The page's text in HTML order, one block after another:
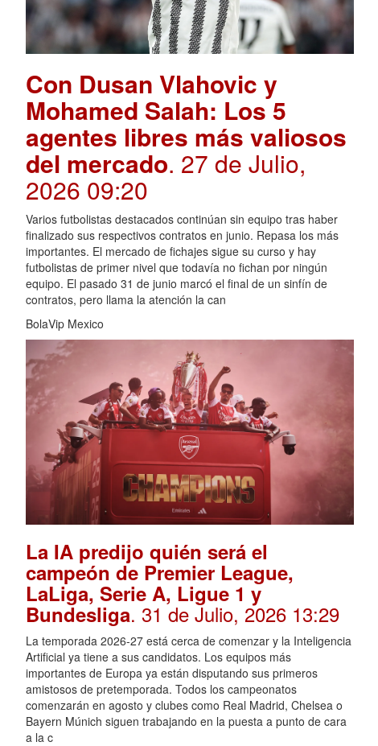
Con Dusan Vlahovic y
Mohamed Salah: Los 5
agentes libres más valiosos
del mercado. 27 de Julio,
2026 09:20
Varios futbolistas destacados continúan sin equipo tras haber
finalizado sus respectivos contratos en junio. Repasa los más
importantes. El mercado de fichajes sigue su curso y hay
futbolistas de primer nivel que todavía no fichan por ningún
equipo. El pasado 31 de junio marcó el final de un sinfín de
contratos, pero llama la atención la can
BolaVip Mexico
La IA predijo quién será el
campeón de Premier League,
LaLiga, Serie A, Ligue 1 y
Bundesliga. 31 de Julio, 2026 13:29
La temporada 2026-27 está cerca de comenzar y la Inteligencia
Artificial ya tiene a sus candidatos. Los equipos más
importantes de Europa ya están disputando sus primeros
amistosos de pretemporada. Todos los campeonatos
comenzarán en agosto y clubes como Real Madrid, Chelsea o
Bayern Múnich siguen trabajando en la puesta a punto de cara
a la c